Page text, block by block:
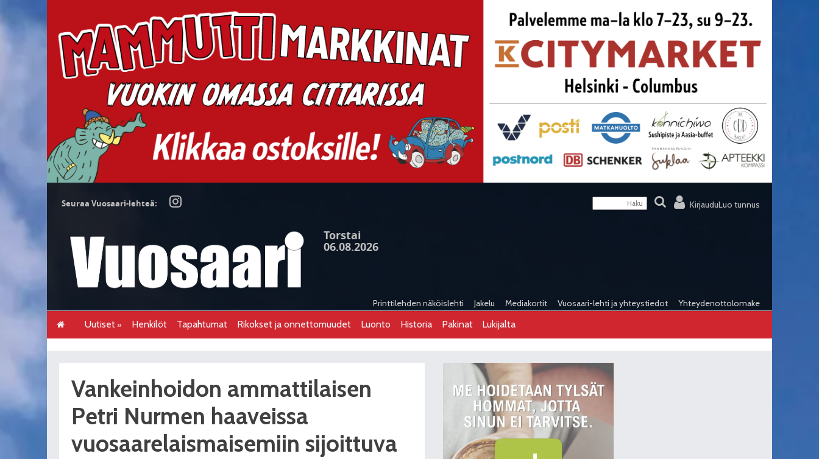
KirjauduLuo tunnus
Seuraa Vuosaari-lehteä:
Torstai
06.08.2026
Printtilehden näköislehti Jakelu Mediakortit Vuosaari-lehti ja yhteystiedot Yhteydenottolomake
Uutiset Henkilöt Tapahtumat Rikokset ja onnettomuudet Luonto Historia Pakinat Lukijalta
Vankeinhoidon ammattilaisen
Petri Nurmen haaveissa
vuosaarelaismaisemiin sijoittuva